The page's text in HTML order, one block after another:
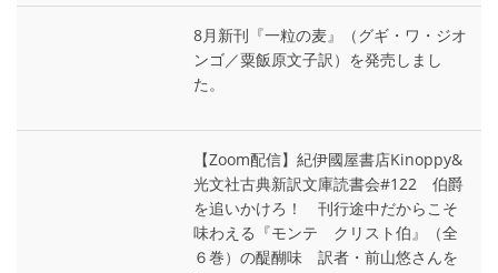
8月新刊『一粒の麦』（グギ・ワ・ジオ
ンゴ／粟飯原文子訳）を発売しまし
た。
【Zoom配信】紀伊國屋書店Kinoppy&
光文社古典新訳文庫読書会#122 伯爵
を追いかけろ！ 刊行途中だからこそ
味わえる『モンテ゠クリスト伯』（全
６巻）の醍醐味 訳者・前山悠さんを